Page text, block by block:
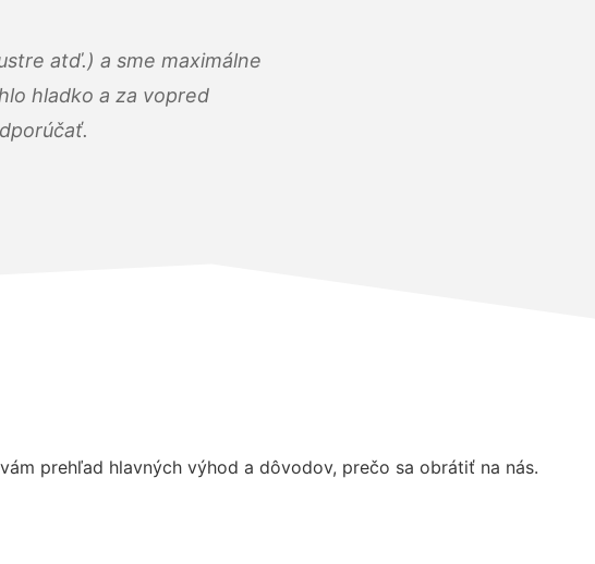
atď.) a sme maximálne
hladko a za vopred
prehľad hlavných výhod a dôvodov, prečo sa obrátiť na nás.